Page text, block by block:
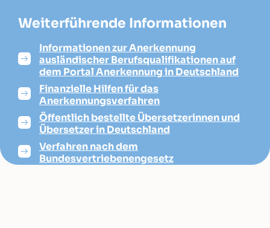
Weiterführende Informationen
Informationen zur Anerkennung
ausländischer Berufsqualifikationen auf
dem Portal Anerkennung in Deutschland
Finanzielle Hilfen für das
Anerkennungsverfahren
Öffentlich bestellte Übersetzerinnen und
Übersetzer in Deutschland
Verfahren nach dem
Bundesvertriebenengesetz